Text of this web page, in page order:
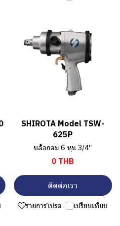
SHIROTA Model TSW-
625P
บล็อกลม 6 หุน 3/4"
0 THB
ติดต่อเรา
รายการโปรด เปรียบเทียบ